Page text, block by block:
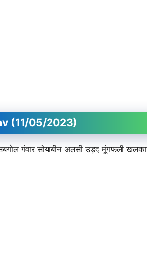
(11/05/2023)
गंवार सोयाबीन अलसी उड़द मूंगफली खलका